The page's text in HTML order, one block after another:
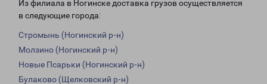
Из филиала в Ногинске доставка грузов осуществляется
в следующие города:
Стромынь (Ногинский р-н)
Молзино (Ногинский р-н)
Новые Псарьки (Ногинский р-н)
Булаково (Щелковский р-н)